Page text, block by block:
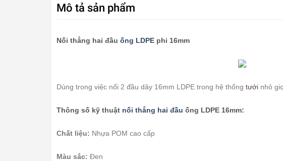
Mô tả sản phẩm
Nối thẳng hai đầu ống LDPE phi 16mm
Dùng trong việc nối 2 đầu dây 16mm LDPE trong hệ thống tưới nhỏ
Thông số kỹ thuật nối thẳng hai đầu ống LDPE 16mm:
Chất liệu: Nhựa POM cao cấp
Màu sắc: Đen